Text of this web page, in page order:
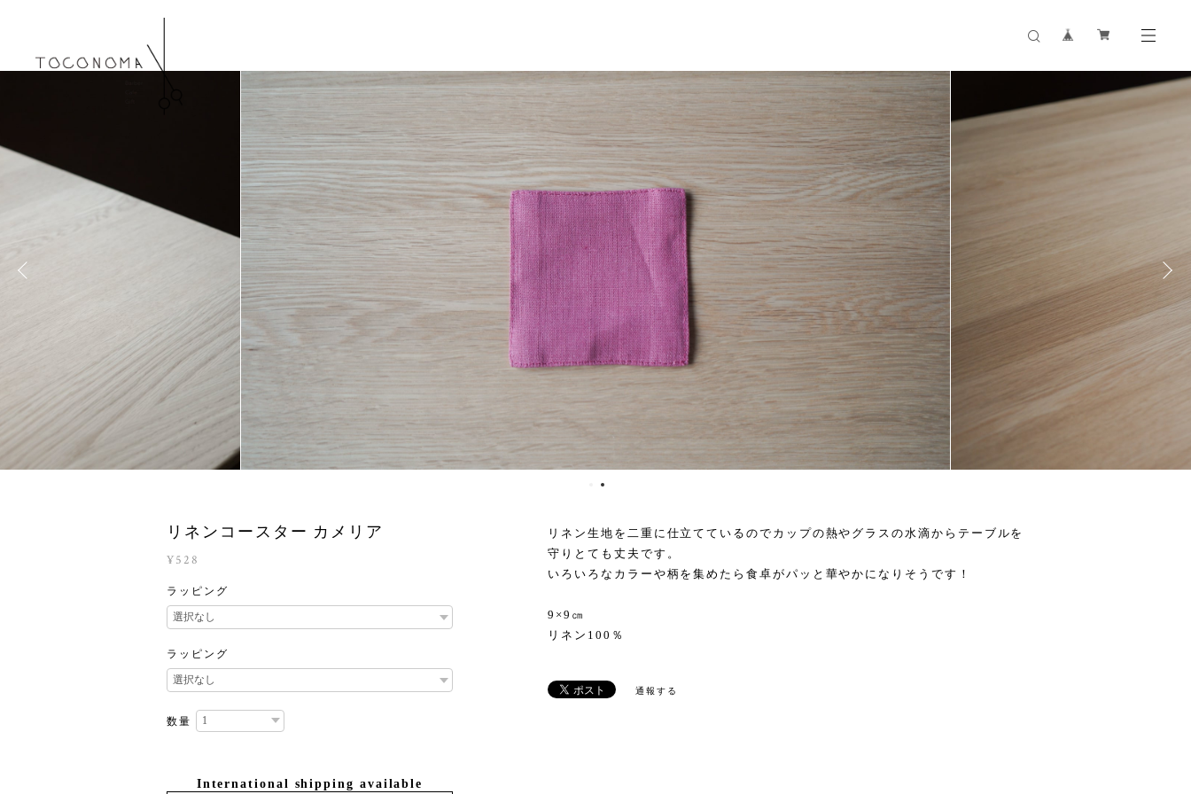
リネンコースター カメリア
¥528
ラッピング
ラッピング
数量
International shipping available
リネン生地を二重に仕立てているのでカップの熱やグラスの水滴からテーブルを
守りとても丈夫です。
いろいろなカラーや柄を集めたら食卓がパッと華やかになりそうです！
9×9㎝
リネン100％
通報する